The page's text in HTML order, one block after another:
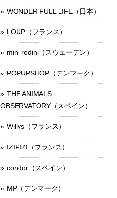
WONDER FULL LIFE（日本）
LOUP（フランス）
mini rodini（スウェーデン）
POPUPSHOP（デンマーク）
THE ANIMALS
OBSERVATORY（スペイン）
Willys（フランス）
IZIPIZI（フランス）
condor（スペイン）
MP（デンマーク）